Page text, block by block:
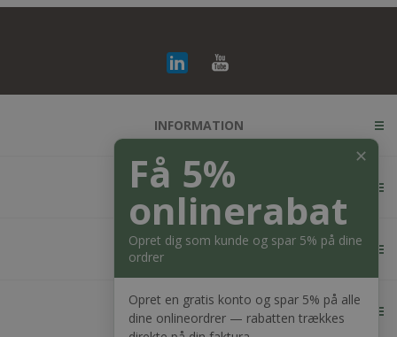
INFORMATION
KUNDESERVICE
MIN KONTO
KONTAKT OS
✕
Få 5%
onlinerabat
Opret dig som kunde og spar 5% på dine
ordrer
Opret en gratis konto og spar 5% på alle
dine onlineordrer — rabatten trækkes